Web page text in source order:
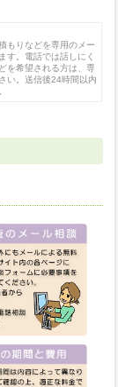
もりなどを専用のメー
す。電話では話しにく
を希望される方は、専
い。送信後24時間以内